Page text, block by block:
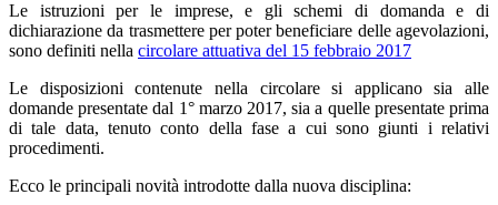
Le istruzioni per le imprese, e gli schemi di domanda e di
dichiarazione da trasmettere per poter beneficiare delle agevolazioni,
sono definiti nella circolare attuativa del 15 febbraio 2017
Le disposizioni contenute nella circolare si applicano sia alle
domande presentate dal 1° marzo 2017, sia a quelle presentate prima
di tale data, tenuto conto della fase a cui sono giunti i relativi
procedimenti.
Ecco le principali novità introdotte dalla nuova disciplina: